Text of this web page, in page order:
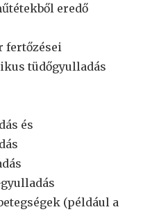
eredő
fertőzései
tüdőgyulladás
és
(például a